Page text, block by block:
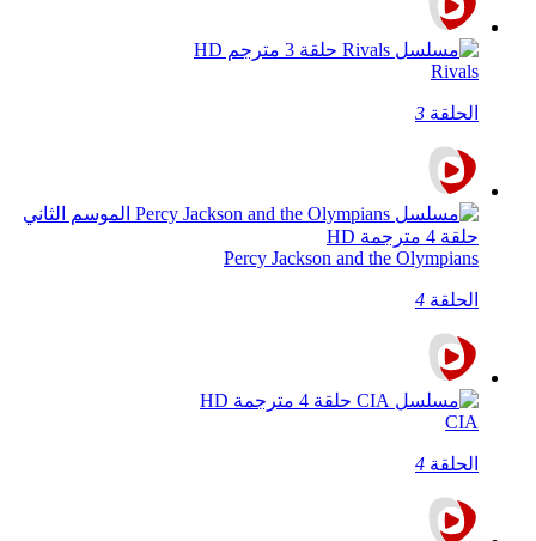
Rivals
الحلقة 3
Percy Jackson and the Olympians
الحلقة 4
CIA
الحلقة 4